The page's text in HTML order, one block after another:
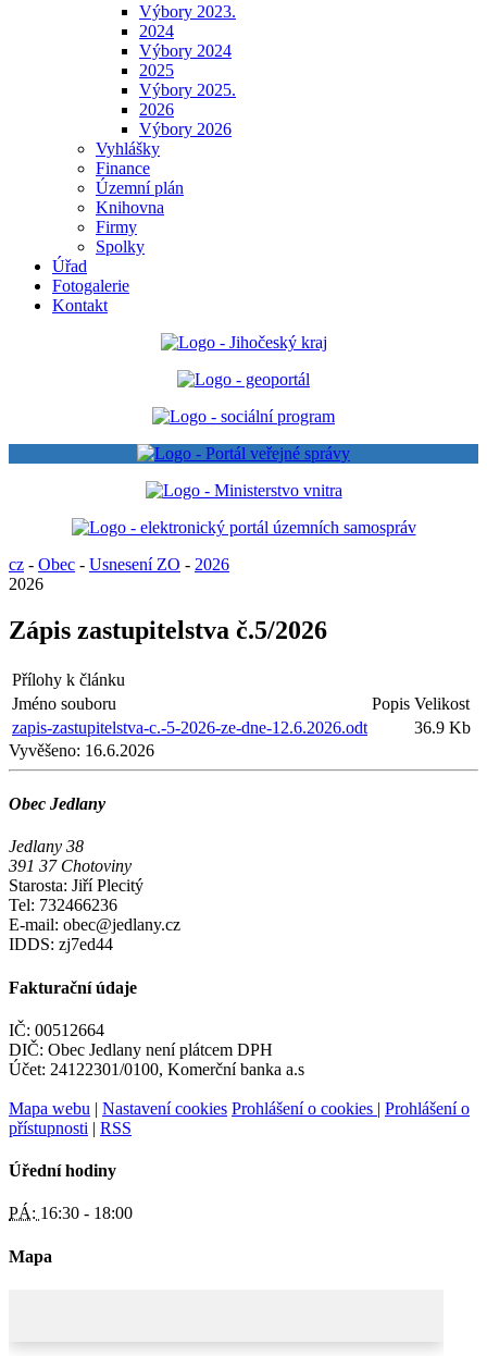
Výbory 2023.
2024
Výbory 2024
2025
Výbory 2025.
2026
Výbory 2026
Vyhlášky
Finance
Územní plán
Knihovna
Firmy
Spolky
Úřad
Fotogalerie
Kontakt
cz - Obec - Usnesení ZO - 2026
2026
Zápis zastupitelstva č.5/2026
Přílohy k článku
Jméno souboru
Popis Velikost
zapis-zastupitelstva-c.-5-2026-ze-dne-12.6.2026.odt
36.9 Kb
Vyvěšeno: 16.6.2026
Obec Jedlany
Jedlany 38
391 37 Chotoviny
Starosta: Jiří Plecitý
Tel: 732466236
E-mail: obec@jedlany.cz
IDDS: zj7ed44
Fakturační údaje
IČ: 00512664
DIČ: Obec Jedlany není plátcem DPH
Účet: 24122301/0100, Komerční banka a.s
Mapa webu | Nastavení cookies Prohlášení o cookies | Prohlášení o
přístupnosti | RSS
Úřední hodiny
PÁ: 16:30 - 18:00
Mapa